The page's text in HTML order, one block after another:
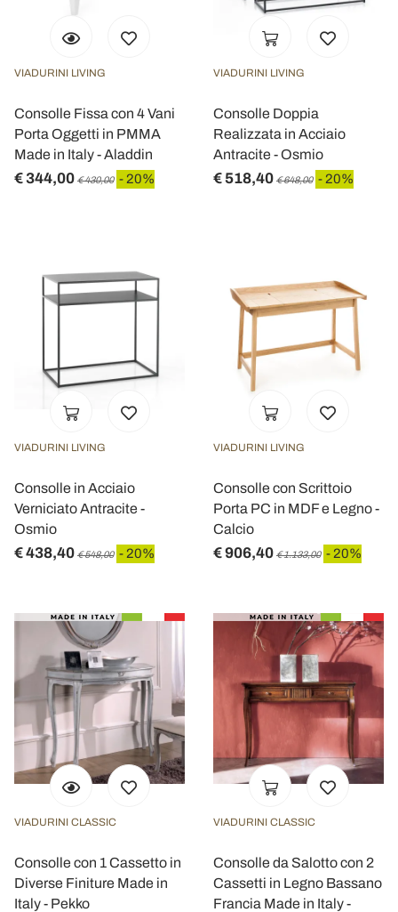
VIADURINI LIVING
Consolle Fissa con 4 Vani
Porta Oggetti in PMMA
Made in Italy - Aladdin
€ 344,00 € 430,00 - 20%
VIADURINI LIVING
Consolle Doppia
Realizzata in Acciaio
Antracite - Osmio
€ 518,40 € 648,00 - 20%
VIADURINI LIVING
Consolle in Acciaio
Verniciato Antracite -
Osmio
€ 438,40 € 548,00 - 20%
VIADURINI LIVING
Consolle con Scrittoio
Porta PC in MDF e Legno -
Calcio
€ 906,40 € 1.133,00 - 20%
VIADURINI CLASSIC
Consolle con 1 Cassetto in
Diverse Finiture Made in
Italy - Pekko
VIADURINI CLASSIC
Consolle da Salotto con 2
Cassetti in Legno Bassano
Francia Made in Italy -